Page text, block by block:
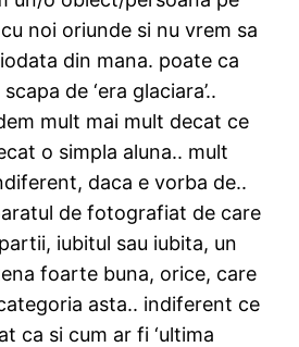
cu noi oriunde si nu vrem sa
din mana. poate ca
de ‘era glaciara’..
mult mai mult decat ce
o simpla aluna.. mult
daca e vorba de..
de fotografiat de care
iubitul sau iubita, un
foarte buna, orice, care
asta.. indiferent ce
ca si cum ar fi ‘ultima